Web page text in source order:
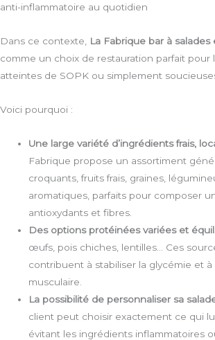
anti-inflammatoire au quotidien
Dans ce contexte, La Fabrique bar à salades
comme un choix de restauration parfait pour
atteintes de SOPK ou simplement
Voici pourquoi :
Une largevariété d’ingrédients frais,
Fabrique propose un assortiment
croquants, fruits frais, graines,
aromatiques, parfaits pour composer
antioxydants et fibres.
Des options protéinées variées et
œufs, pois chiches, lentilles… Ces
contribuent à stabiliser la glycémie et à
musculaire.
La possibilité de personnaliser sa
client peut choisir exactement ce qui
évitant les ingrédients inflammatoires